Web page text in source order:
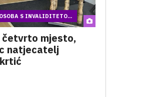
S INVALIDITETO...
četvrto mjesto,
natjecatelj